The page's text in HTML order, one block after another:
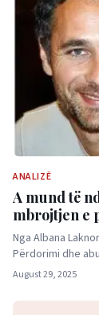
ANALIZË
A mund të
mbrojtjen e
e përhapjes
WhatsApp)?!
Nga Albana
Përdorimi dhe
August 29, 2025